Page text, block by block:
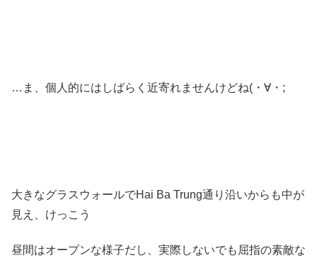
…ま、個人的にはしばらく近寄れませんけどね(・∀・;
大きなグラスウォールでHai Ba Trung通り沿いからも中が
見え、けっこう
昼間はオープンな様子だし、実際しないでも屈指の素敵な